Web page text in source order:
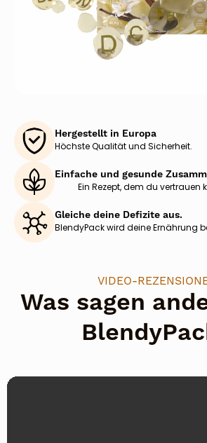
Hergestellt in Europa
Höchste Qualität und Sicherheit.
Einfache und gesunde
Ein Rezept, dem du vertrauen
Gleiche deine Defizite aus.
BlendyPack wird deine Ernährung
VIDEO-
Was sagen